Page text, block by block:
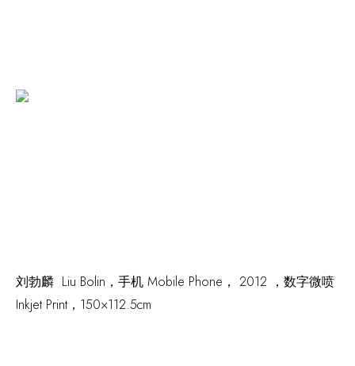
刘勃麟 Liu Bolin， 手机 Mobile Phone， 2012 ，数字微喷
Inkjet Print，150×112.5cm